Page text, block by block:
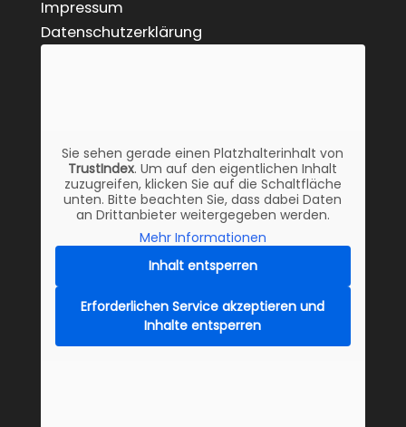
Impressum
Datenschutzerklärung
Sie sehen gerade einen Platzhalterinhalt von
TrustIndex. Um auf den eigentlichen Inhalt
zuzugreifen, klicken Sie auf die Schaltfläche
unten. Bitte beachten Sie, dass dabei Daten
an Drittanbieter weitergegeben werden.
Mehr Informationen
Inhalt entsperren
Erforderlichen Service akzeptieren und
Inhalte entsperren